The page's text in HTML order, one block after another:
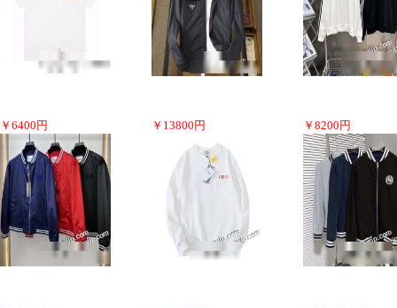
￥ 6400 円 ￥ 13800 円 ￥ 8200 円